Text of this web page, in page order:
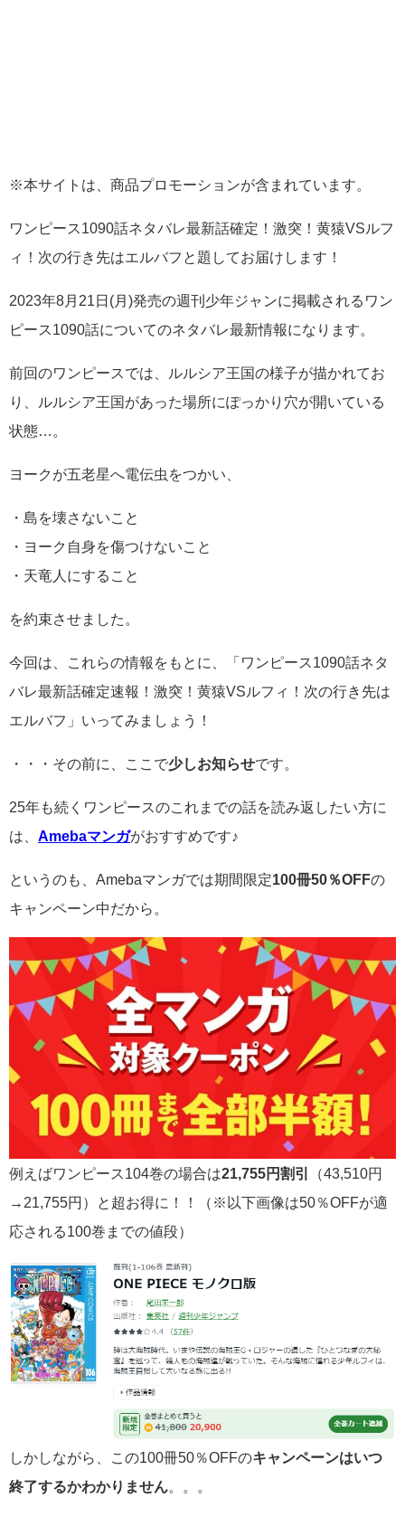
※本サイトは、商品プロモーションが含まれています。
ワンピース1090話ネタバレ最新話確定！激突！黄猿VSルフ
ィ！次の行き先はエルバフと題してお届けします！
2023年8月21日(月)発売の週刊少年ジャンに掲載されるワン
ピース1090話についてのネタバレ最新情報になります。
前回のワンピースでは、ルルシア王国の様子が描かれてお
り、ルルシア王国があった場所にぽっかり穴が開いている
状態…。
ヨークが五老星へ電伝虫をつかい、
・島を壊さないこと
・ヨーク自身を傷つけないこと
・天竜人にすること
を約束させました。
今回は、これらの情報をもとに、「ワンピース1090話ネタ
バレ最新話確定速報！激突！黄猿VSルフィ！次の行き先は
エルバフ」いってみましょう！
・・・その前に、ここで少しお知らせです。
25年も続くワンピースのこれまでの話を読み返したい方に
は、 Amebaマンガがおすすめです♪
というのも、Amebaマンガでは期間限定100冊50％OFFの
キャンペーン中だから。
例えばワンピース104巻の場合は21,755円割引
（43,510円
→21,755円）と超お得に！！（※以下画像は50％OFFが適
応される100巻までの値段）
しかしながら、この100冊50％OFFのキャンペーンはいつ
終了するかわかりません